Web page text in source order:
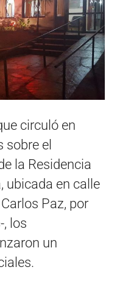
circuló en
sobre el
la Residencia
ubicada en calle
Paz, por
los
un